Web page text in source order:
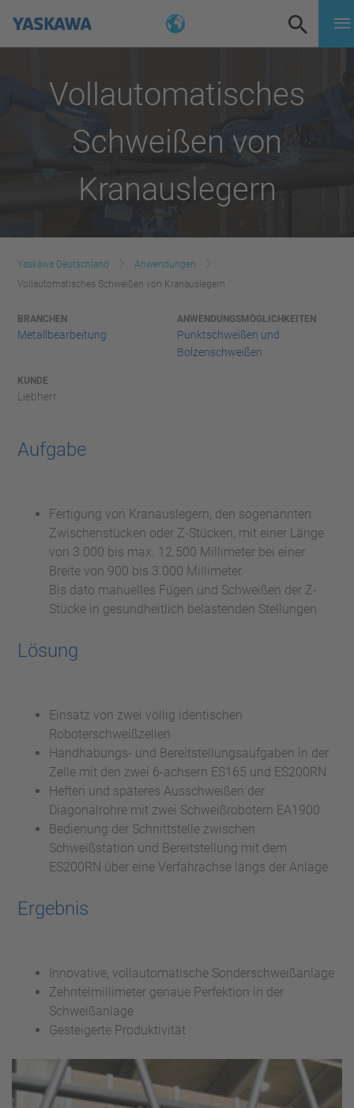
Vollautomatisches
Schweißen von
Kranauslegern
Yaskawa Deutschland
Anwendungen
Vollautomatisches Schweißen von Kranauslegern
BRANCHEN
Metallbearbeitung
ANWENDUNGSMÖGLICHKEITEN
Punktschweißen und
Bolzenschweißen
KUNDE
Liebherr
Aufgabe
Fertigung von Kranauslegern, den sogenannten
Zwischenstücken oder Z-Stücken, mit einer Länge
von 3.000 bis max. 12.500 Millimeter bei einer
Breite von 900 bis 3.000 Millimeter.
Bis dato manuelles Fügen und Schweißen der Z-
Stücke in gesundheitlich belastenden Stellungen
Lösung
Einsatz von zwei völlig identischen
Roboterschweißzellen
Handhabungs- und Bereitstellungsaufgaben in der
Zelle mit den zwei 6-achsern ES165 und ES200RN
Heften und späteres Ausschweißen der
Diagonalrohre mit zwei Schweißrobotern EA1900
Bedienung der Schnittstelle zwischen
Schweißstation und Bereitstellung mit dem
ES200RN über eine Verfahrachse längs der Anlage
Ergebnis
Innovative, vollautomatische Sonderschweißanlage
Zehntelmillimeter genaue Perfektion in der
Schweißanlage
Gesteigerte Produktivität